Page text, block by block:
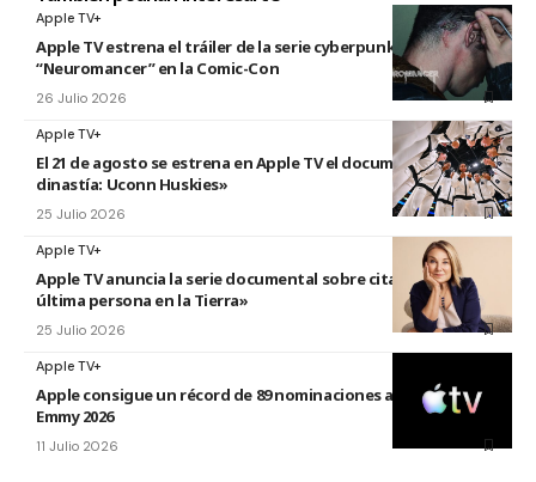
Apple TV+
Apple TV estrena el tráiler de la serie cyberpunk
“Neuromancer” en la Comic-Con
26 Julio 2026
Apple TV+
El 21 de agosto se estrena en Apple TV el documental «La
dinastía: Uconn Huskies»
25 Julio 2026
Apple TV+
Apple TV anuncia la serie documental sobre citas titulada «La
última persona en la Tierra»
25 Julio 2026
Apple TV+
Apple consigue un récord de 89 nominaciones a los premios
Emmy 2026
11 Julio 2026